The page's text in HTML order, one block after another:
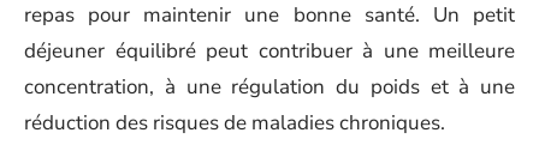
repas pour maintenir une bonne santé. Un petit
déjeuner équilibré peut contribuer à une meilleure
concentration, à une régulation du poids et à une
réduction des risques de maladies chroniques.